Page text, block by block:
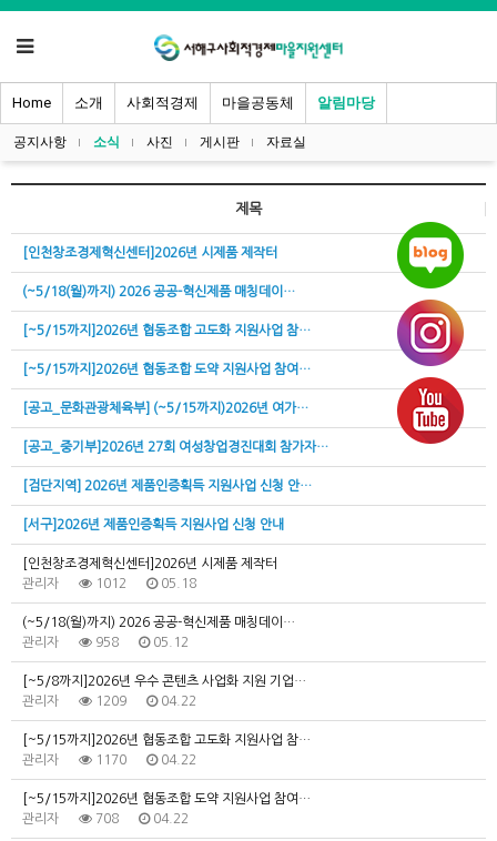
Home 소개 사회적경제 마을공동체 알림마당
공지사항 소식 사진 게시판 자료실
제목
[인천창조경제혁신센터]2026년 시제품 제작터
(~5/18(월)까지) 2026 공공-혁신제품 매칭데이…
[~5/15까지]2026년 협동조합 고도화 지원사업 참…
[~5/15까지]2026년 협동조합 도약 지원사업 참여…
[공고_문화관광체육부] (~5/15까지)2026년 여가…
[공고_중기부]2026년 27회 여성창업경진대회 참가자…
[검단지역] 2026년 제품인증획득 지원사업 신청 안…
[서구]2026년 제품인증획득 지원사업 신청 안내
[인천창조경제혁신센터]2026년 시제품 제작터
관리자
1012 05.18
(~5/18(월)까지) 2026 공공-혁신제품 매칭데이…
관리자
958 05.12
[~5/8까지]2026년 우수 콘텐츠 사업화 지원 기업…
관리자
1209 04.22
[~5/15까지]2026년 협동조합 고도화 지원사업 참…
관리자
1170 04.22
[~5/15까지]2026년 협동조합 도약 지원사업 참여…
관리자
708 04.22